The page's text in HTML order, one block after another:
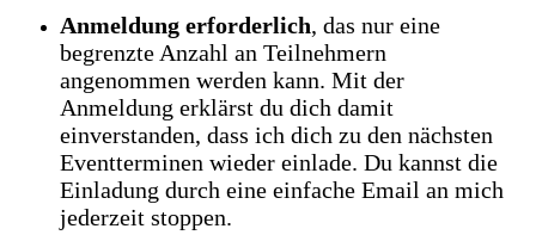
Anmeldung erforderlich, das nur eine
begrenzte Anzahl an Teilnehmern
angenommen werden kann. Mit der
Anmeldung erklärst du dich damit
einverstanden, dass ich dich zu den nächsten
Eventterminen wieder einlade. Du kannst die
Einladung durch eine einfache Email an mich
jederzeit stoppen.